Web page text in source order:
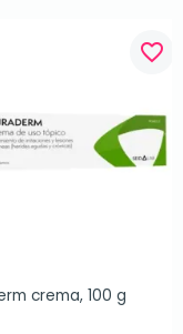
favorite_border
crema, 100 g